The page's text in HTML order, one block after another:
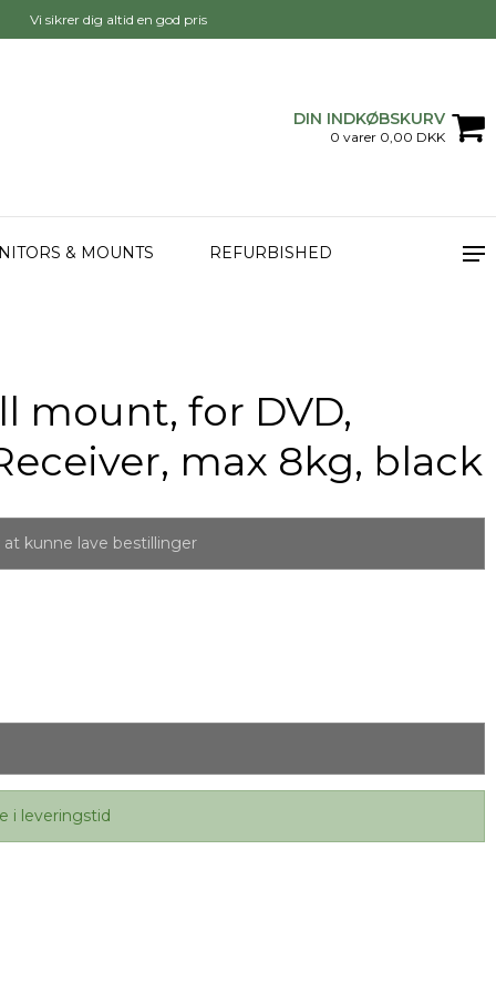
Vi sikrer dig altid en god pris
DIN INDKØBSKURV
0 varer 0,00 DKK
& MOUNTS REFURBISHED
mount, for DVD,
max 8kg, black
kunne lave bestillinger
i leveringstid